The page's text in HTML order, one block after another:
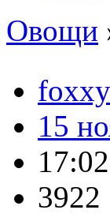
Овощи
foxxy
15
3922